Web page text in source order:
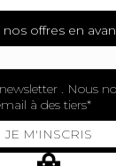
offres en
. Nous
à des tiers
JE M'INSCRIS